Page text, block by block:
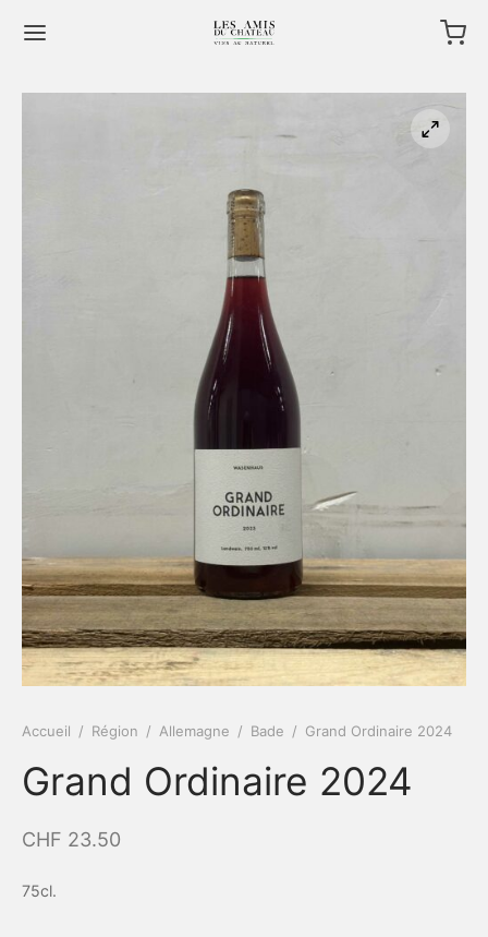
Accueil / Région / Allemagne / Bade / Grand Ordinaire 2024
Grand Ordinaire 2024
CHF 23.50
75cl.